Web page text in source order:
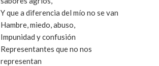
Y que a diferencia del mío no se van
Hambre, miedo, abuso,
Impunidad y confusión
Representantes que no nos
representan